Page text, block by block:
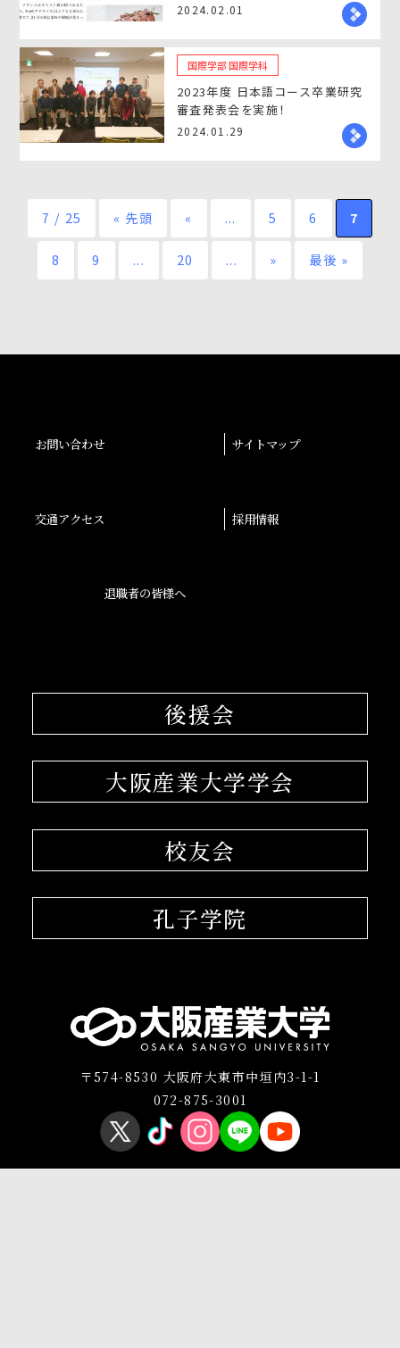
2024.02.01
国際学部 国際学科
2023年度 日本語コース卒業研究
審査発表会を実施！
2024.01.29
7 / 25 « 先頭 « ... 5 6 7
8 9 ... 20 ... » 最後 »
お問い合わせ サイトマップ
交通アクセス 採用情報
退職者の皆様へ
後援会
大阪産業大学学会
校友会
孔子学院
〒574-8530 大阪府大東市中垣内3-1-1
072-875-3001